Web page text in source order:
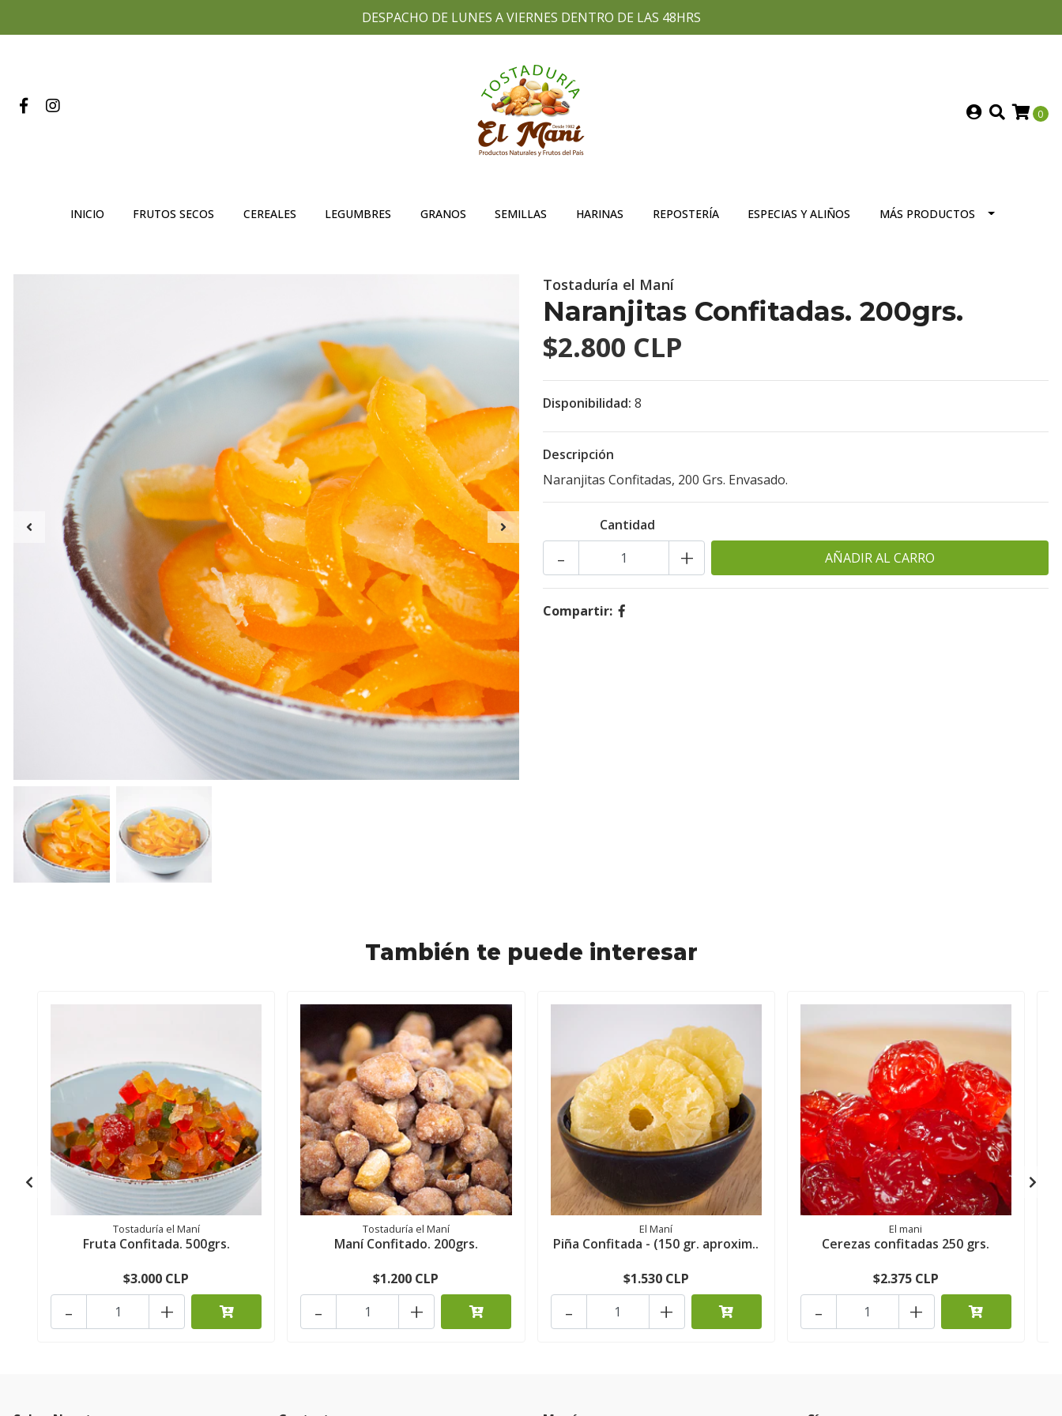
DESPACHO DE LUNES A VIERNES DENTRO DE LAS 48HRS
0
INICIO FRUTOS SECOS CEREALES LEGUMBRES GRANOS SEMILLAS HARINAS REPOSTERÍA ESPECIAS Y ALIÑOS MÁS PRODUCTOS
Tostaduría el Maní
Naranjitas Confitadas. 200grs.
$2.800 CLP
Disponibilidad: 8
Descripción
Naranjitas Confitadas, 200 Grs. Envasado.
Cantidad
+
-
Compartir:
También te puede interesar
Tostaduría el Maní
Fruta Confitada. 500grs.
$3.000 CLP
+
-
Tostaduría el Maní
Maní Confitado. 200grs.
$1.200 CLP
+
-
El Maní
Piña Confitada - (150 gr. aproxim..
$1.530 CLP
+
-
El mani
Cerezas confitadas 250 grs.
$2.375 CLP
+
-